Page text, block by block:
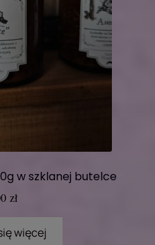
w szklanej butelce
zł
więcej